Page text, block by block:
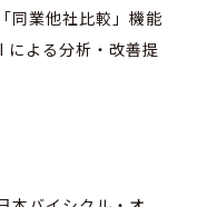
同業他社⽐較」機能
による分析・改善提